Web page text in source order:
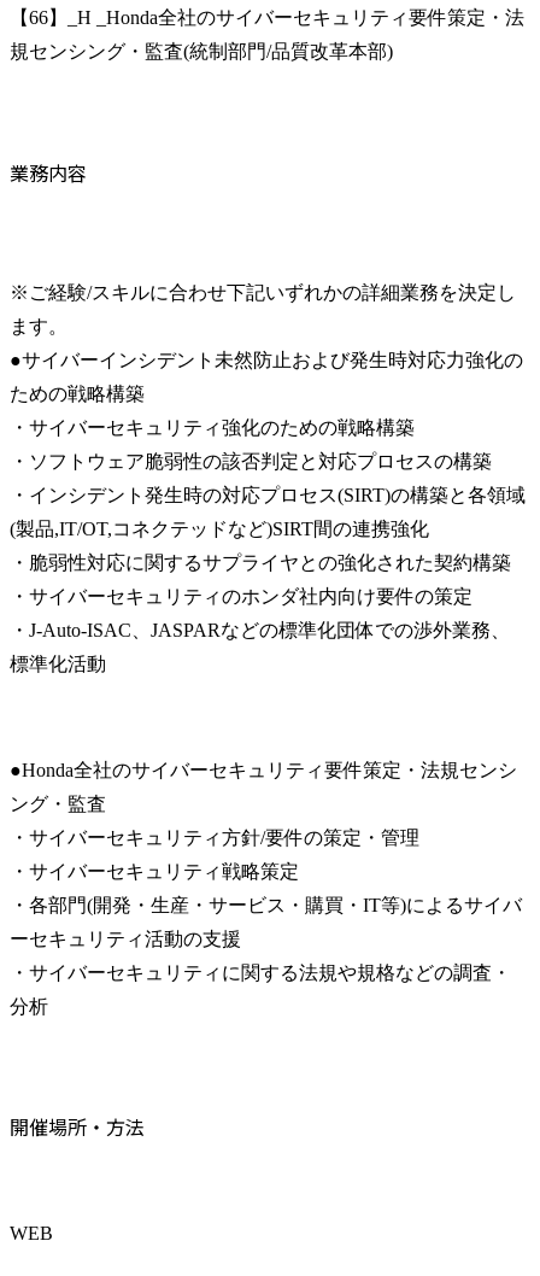
【66】_H _Honda全社のサイバーセキュリティ要件策定・法
規センシング・監査(統制部門/品質改革本部)
業務内容
※ご経験/スキルに合わせ下記いずれかの詳細業務を決定し
ます。
●サイバーインシデント未然防止および発生時対応力強化の
ための戦略構築
・サイバーセキュリティ強化のための戦略構築
・ソフトウェア脆弱性の該否判定と対応プロセスの構築
・インシデント発生時の対応プロセス(SIRT)の構築と各領域
(製品,IT/OT,コネクテッドなど)SIRT間の連携強化
・脆弱性対応に関するサプライヤとの強化された契約構築
・サイバーセキュリティのホンダ社内向け要件の策定
・J-Auto-ISAC、JASPARなどの標準化団体での渉外業務、
標準化活動
●Honda全社のサイバーセキュリティ要件策定・法規センシ
ング・監査
・サイバーセキュリティ方針/要件の策定・管理
・サイバーセキュリティ戦略策定
・各部門(開発・生産・サービス・購買・IT等)によるサイバ
ーセキュリティ活動の支援
・サイバーセキュリティに関する法規や規格などの調査・
分析
開催場所・方法
WEB